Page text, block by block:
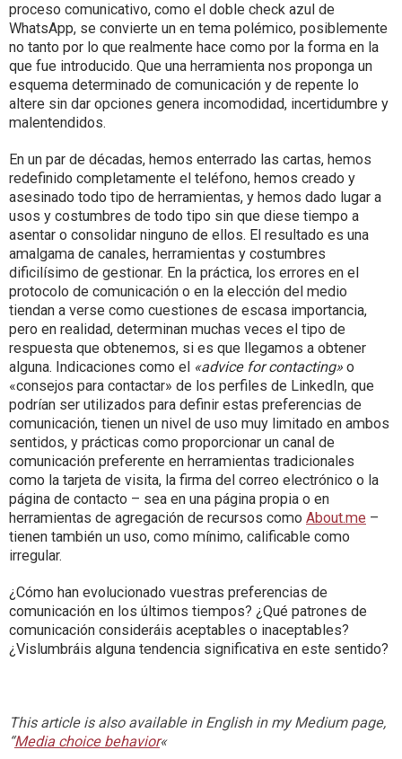
proceso comunicativo, como el doble check azul de
WhatsApp, se convierte un en tema polémico, posiblemente
no tanto por lo que realmente hace como por la forma en la
que fue introducido. Que una herramienta nos proponga un
esquema determinado de comunicación y de repente lo
altere sin dar opciones genera incomodidad, incertidumbre y
malentendidos.
En un par de décadas, hemos enterrado las cartas, hemos
redefinido completamente el teléfono, hemos creado y
asesinado todo tipo de herramientas, y hemos dado lugar a
usos y costumbres de todo tipo sin que diese tiempo a
asentar o consolidar ninguno de ellos. El resultado es una
amalgama de canales, herramientas y costumbres
dificilísimo de gestionar. En la práctica, los errores en el
protocolo de comunicación o en la elección del medio
tiendan a verse como cuestiones de escasa importancia,
pero en realidad, determinan muchas veces el tipo de
respuesta que obtenemos, si es que llegamos a obtener
alguna. Indicaciones como el «advice for contacting» o
«consejos para contactar» de los perfiles de LinkedIn, que
podrían ser utilizados para definir estas preferencias de
comunicación, tienen un nivel de uso muy limitado en ambos
sentidos, y prácticas como proporcionar un canal de
comunicación preferente en herramientas tradicionales
como la tarjeta de visita, la firma del correo electrónico o la
página de contacto – sea en una página propia o en
herramientas de agregación de recursos como About.me –
tienen también un uso, como mínimo, calificable como
irregular.
¿Cómo han evolucionado vuestras preferencias de
comunicación en los últimos tiempos? ¿Qué patrones de
comunicación consideráis aceptables o inaceptables?
¿Vislumbráis alguna tendencia significativa en este sentido?
This article is also available in English in my Medium page,
“Media choice behavior«